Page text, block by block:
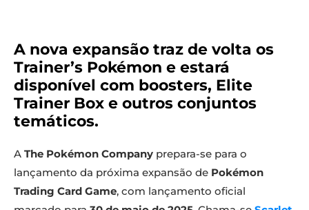
A nova expansão traz de volta os
Trainer’s Pokémon e estará
disponível com boosters, Elite
Trainer Box e outros conjuntos
temáticos.
A The Pokémon Company prepara-se para o
lançamento da próxima expansão de Pokémon
Trading Card Game, com lançamento oficial